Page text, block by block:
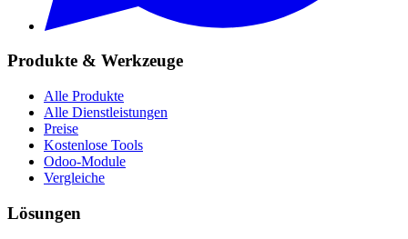
Produkte & Werkzeuge
Alle Produkte
Alle Dienstleistungen
Preise
Kostenlose Tools
Odoo-Module
Vergleiche
Lösungen